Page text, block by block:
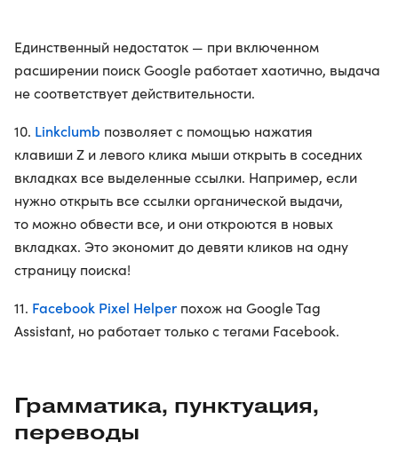
Единственный недостаток — при включенном
расширении поиск Google работает хаотично, выдача
не соответствует действительности.
10. Linkclumb позволяет с помощью нажатия
клавиши Z и левого клика мыши открыть в соседних
вкладках все выделенные ссылки. Например, если
нужно открыть все ссылки органической выдачи,
то можно обвести все, и они откроются в новых
вкладках. Это экономит до девяти кликов на одну
страницу поиска!
11. Facebook Pixel Helper похож на Google Tag
Assistant, но работает только с тегами Facebook.
Грамматика, пунктуация,
переводы